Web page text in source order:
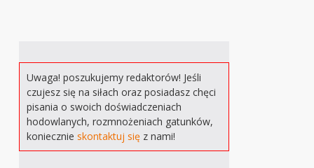
Uwaga! poszukujemy redaktorów! Jeśli
czujesz się na siłach oraz posiadasz chęci
pisania o swoich doświadczeniach
hodowlanych, rozmnożeniach gatunków,
koniecznieskontaktuj się z nami!